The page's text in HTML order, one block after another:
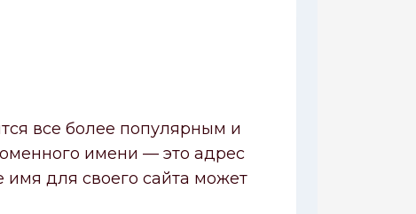
все более популярным и
имени — это адрес
имя для своего сайта может